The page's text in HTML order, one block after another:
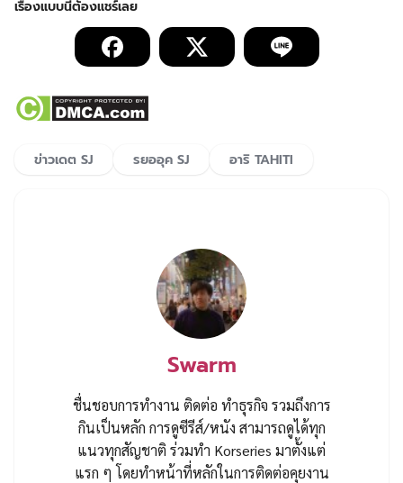
ข่าวเดต SJ รยออุค SJ อาริ TAHITI
Swarm
ชื่นชอบการทำงาน ติดต่อ ทำธุรกิจ รวมถึงการ
กินเป็นหลัก การดูซีรีส์/หนัง สามารถดูได้ทุก
แนวทุกสัญชาติ ร่วมทำ Korseries มาตั้งแต่
แรก ๆ โดยทำหน้าที่หลักในการติดต่อคุยงาน